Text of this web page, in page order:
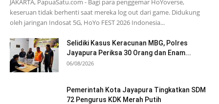
JAKARTA, PapuaSatu.com - Bagi para penggemar HoYoverse,
keseruan tidak berhenti saat mereka log out dari game. Didukung
oleh jaringan Indosat 5G, HoYo FEST 2026 Indonesia...
Selidiki Kasus Keracunan MBG, Polres
Jayapura Periksa 30 Orang dan Enam...
06/08/2026
Pemerintah Kota Jayapura Tingkatkan SDM
72 Pengurus KDK Merah Putih